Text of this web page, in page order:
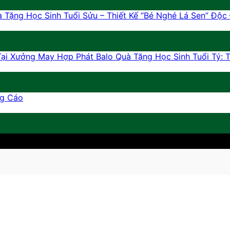
Tặng Học Sinh Tuổi Sửu – Thiết Kế “Bé Nghé Lá Sen”
Balo Quà Tặng Học Sinh Tuổi Tý:
Cáo